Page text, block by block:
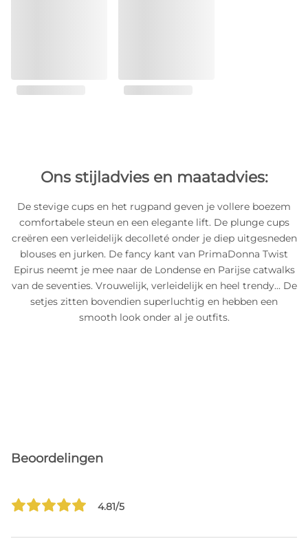
Ons stijladvies en maatadvies:
De stevige cups en het rugpand geven je vollere boezem
comfortabele steun en een elegante lift. De plunge cups
creëren een verleidelijk decolleté onder je diep uitgesneden
blouses en jurken. De fancy kant van PrimaDonna Twist
Epirus neemt je mee naar de Londense en Parijse catwalks
van de seventies. Vrouwelijk, verleidelijk en heel trendy... De
setjes zitten bovendien superluchtig en hebben een
smooth look onder al je outfits.
Beoordelingen
4.81/5